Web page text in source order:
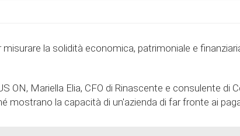
la solidità economica, patrimoniale e
ON, Mariella Elia, CFO di Rinascente e consulente di
mostrano la capacità di un'azienda di far fronte ai